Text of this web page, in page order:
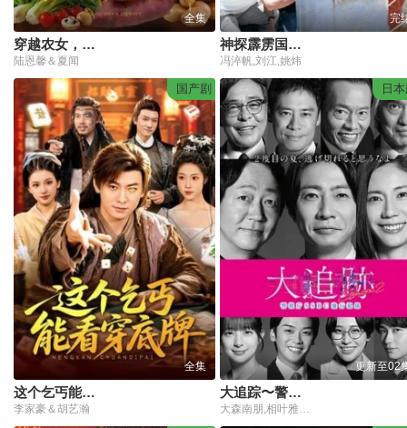
全集
穿越农女，每日一卦富甲天下
陆恩馨＆夏闻
完
神探霹雳国语版
冯淬帆,刘江,姚炜
国产剧
全集
这个乞丐能看穿底牌
李家豪＆胡艺瀚
日
更新至02
大追踪〜警视厅SSBC强行犯系〜 第2季
大森南朋,相叶雅纪,松下奈绪